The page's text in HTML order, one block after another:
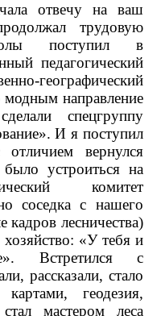
отвечу на ваш
трудовую
поступил в
педагогический
географический
модным направление
спецгруппу
И я поступил
вернулся
устроиться на
комитет
соседка с нашего
кадров лесничества)
«У тебя и
Встретился с
рассказали, стало
геодезия,
мастером леса